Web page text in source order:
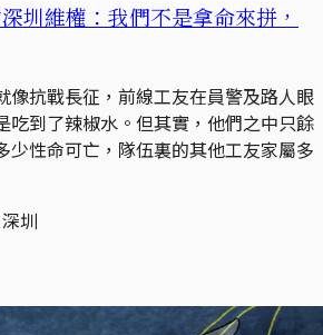
圳維權：我們不是拿命來拼，
像抗戰長征，前線工友在員警及路人眼
吃到了辣椒水。但其實，他們之中只餘
少性命可亡，隊伍裏的其他工友家屬多
圳